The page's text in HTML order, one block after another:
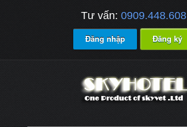
Tư vấn: 0909.448.608
Đăng nhập Đăng ký